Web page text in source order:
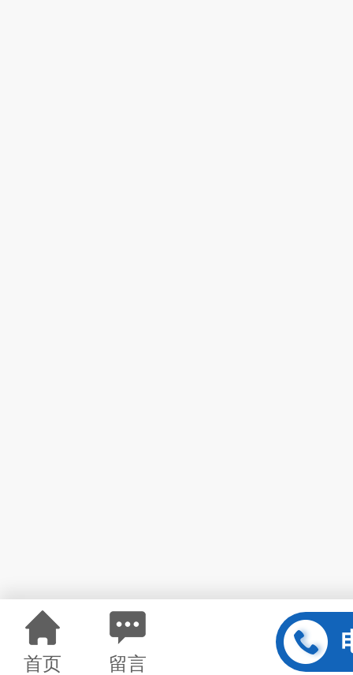
首页 留言